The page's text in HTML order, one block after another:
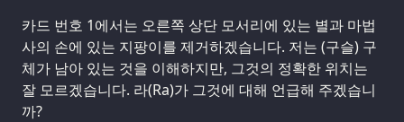
카드 번호 1에서는 오른쪽 상단 모서리에 있는 별과 마법
사의 손에 있는 지팡이를 제거하겠습니다. 저는 (구슬) 구
체가 남아 있는 것을 이해하지만, 그것의 정확한 위치는
잘 모르겠습니다. 라(Ra)가 그것에 대해 언급해 주겠습니
까?